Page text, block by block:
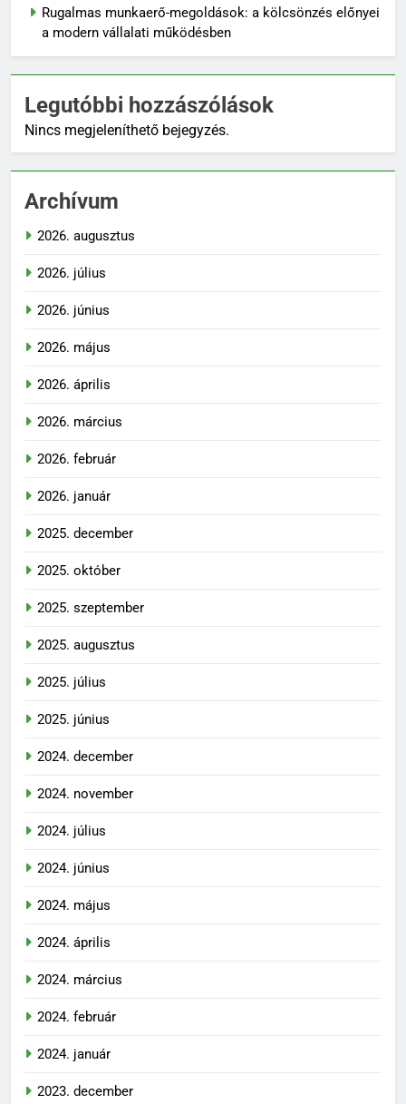
Rugalmas munkaerő-megoldások: a kölcsönzés előnyei
a modern vállalati működésben
Legutóbbi hozzászólások
Nincs megjeleníthető bejegyzés.
Archívum
2026. augusztus
2026. július
2026. június
2026. május
2026. április
2026. március
2026. február
2026. január
2025. december
2025. október
2025. szeptember
2025. augusztus
2025. július
2025. június
2024. december
2024. november
2024. július
2024. június
2024. május
2024. április
2024. március
2024. február
2024. január
2023. december